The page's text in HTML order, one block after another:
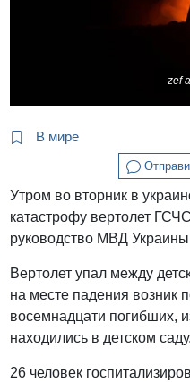
zef
В мире
Утром во вторник в
катастрофу вертолет
руководство МВД
Вертолет упал между
на месте падения возник
восемнадцати погибших,
находились в детском саду.
26 человек